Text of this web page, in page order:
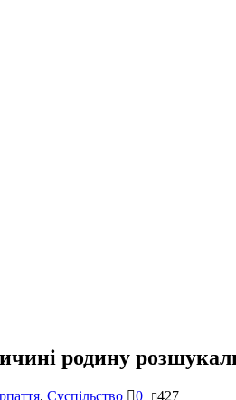
родину
, Суспільство 0 427